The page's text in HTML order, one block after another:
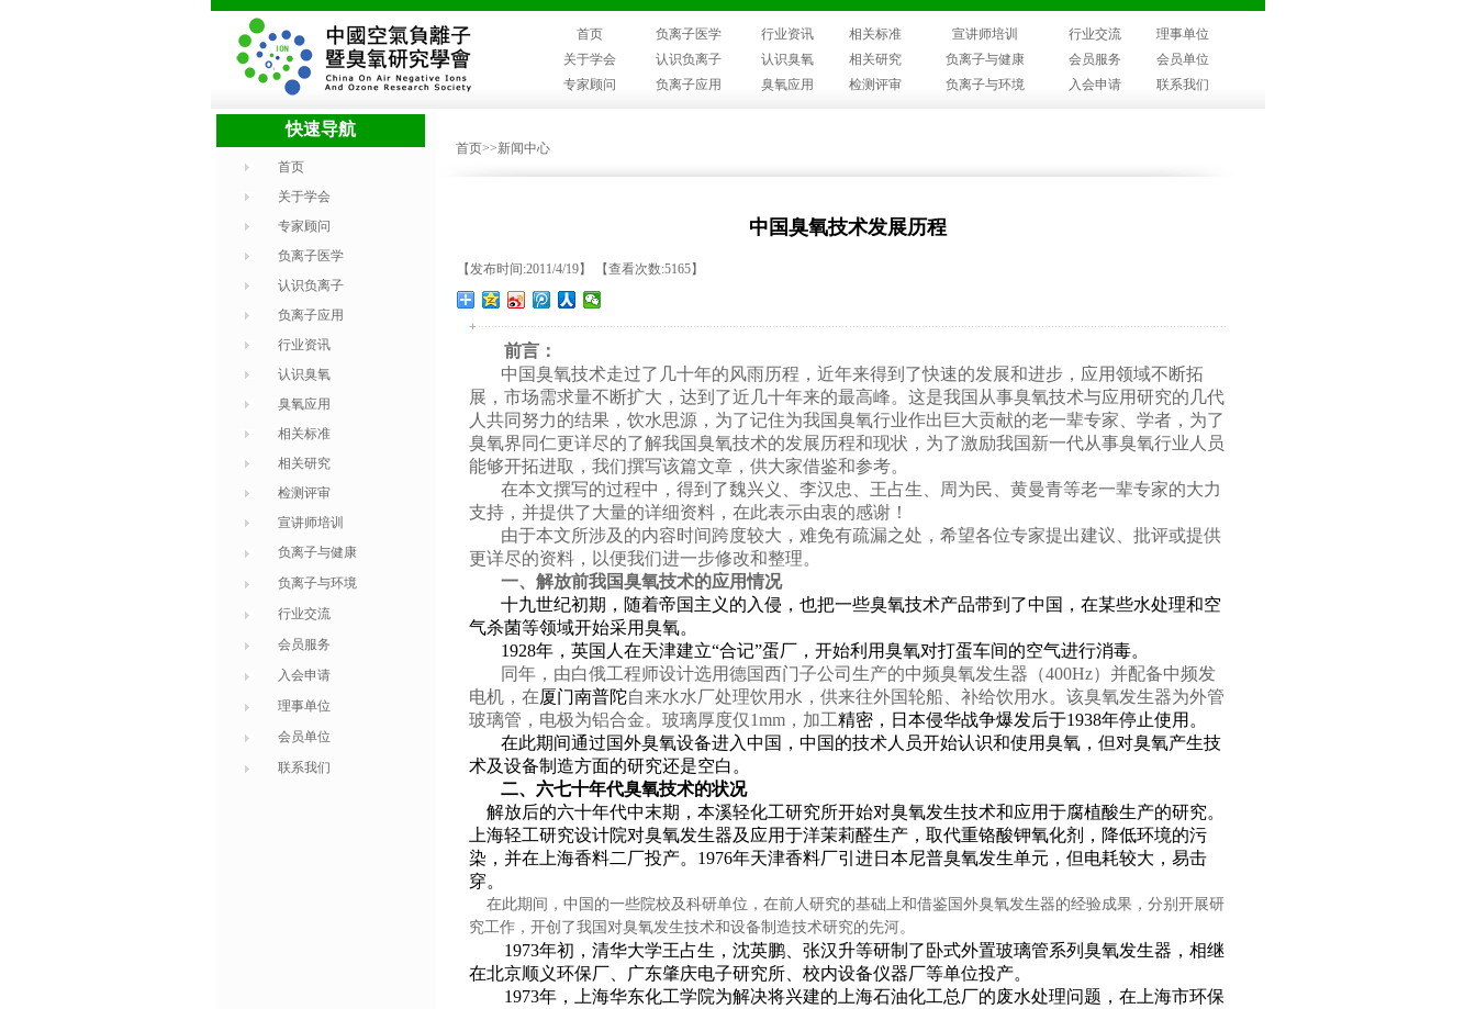
首页 负离子医学 行业资讯 相关标准 宣讲师培训 行业交流
理事单位
关于学会
认识负离子 认识臭氧 相关研究 负离子与健康 会员服务
会员单位
专家顾问
负离子应用 臭氧应用 检测评审 负离子与环境 入会申请 联系我们
快速导航
首页
关于学会
专家顾问
负离子医学
认识负离子
负离子应用
行业资讯
认识臭氧
臭氧应用
相关标准
相关研究
检测评审
宣讲师培训
负离子与健康
负离子与环境
行业交流
会员服务
入会申请
理事单位
会员单位
联系我们
首页>>新闻中心
中国臭氧技术发展历程
【发布时间:2011/4/19】 【查看次数:5165】
+
前言：
中国臭氧技术走过了几十年的风雨历程，近年来得到了快速的发展和进步，应用领域不断拓
展，市场需求量不断扩大，达到了近几十年来的最高峰。这是我国从事臭氧技术与应用研究的几代
人共同努力的结果，饮水思源，为了记住为我国臭氧行业作出巨大贡献的老一辈专家、学者，为了
臭氧界同仁更详尽的了解我国臭氧技术的发展历程和现状，为了激励我国新一代从事臭氧行业人员
能够开拓进取，我们撰写该篇文章，供大家借鉴和参考。
在本文撰写的过程中，得到了魏兴义、李汉忠、王占生、周为民、黄曼青等老一辈专家的大力
支持，并提供了大量的详细资料，在此表示由衷的感谢！
由于本文所涉及的内容时间跨度较大，难免有疏漏之处，希望各位专家提出建议、批评或提供
更详尽的资料，以便我们进一步修改和整理。
一、解放前我国臭氧技术的应用情况
十九世纪初期，随着帝国主义的入侵，也把一些臭氧技术产品带到了中国，在某些水处理和空
气杀菌等领域开始采用臭氧。
1928年，英国人在天津建立“合记”蛋厂，开始利用臭氧对打蛋车间的空气进行消毒。
同年，由白俄工程师设计选用德国西门子公司生产的中频臭氧发生器（400Hz）并配备中频发
电机，在厦门南普陀自来水水厂处理饮用水，供来往外国轮船、补给饮用水。该臭氧发生器为外管
玻璃管，电极为铝合金。玻璃厚度仅1mm ，加工精密， 日本侵华战争爆发后于1938年停止使用。
在此期间通过国外臭氧设备进入中国，中国的技术人员开始认识和使用臭氧，但对臭氧产生技
术及设备制造方面的研究还是空白。
二、六七十年代臭氧技术的状况
解放后的六十年代中末期，本溪轻化工研究所开始对臭氧发生技术和应用于腐植酸生产的研究。
上海轻工研究设计院对臭氧发生器及应用于洋茉莉醛生产，取代重铬酸钾氧化剂，降低环境的污
染，并在上海香料二厂投产。 1976年天津香料厂引进日本尼普臭氧发生单元，但电耗较大，易击
穿。
在此期间，中国的一些院校及科研单位，在前人研究的基础上和借鉴国外臭氧发生器的经验成果，分别开展研
究工作，开创了我国对臭氧发生技术和设备制造技术研究的先河。
1973年初，清华大学王占生，沈英鹏、张汉升等研制了卧式外置玻璃管系列臭氧发生器，相继
在北京顺义环保厂、广东肇庆电子研究所、校内设备仪器厂等单位投产。
1973年，上海华东化工学院为解决将兴建的上海石油化工总厂的废水处理问题，在上海市环保